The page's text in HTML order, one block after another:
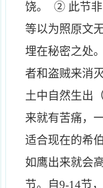
饶。 ② 此节非
等以为照原文
埋在秘密之处
者和盗贼来消
土中自然生出
来就有苦痛，
适合现在的希
如鹰出来就会
节。自9-14节